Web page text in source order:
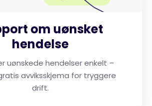
om uønsket
hendelse
uønskede hendelser enkelt –
avviksskjema for tryggere
drift.